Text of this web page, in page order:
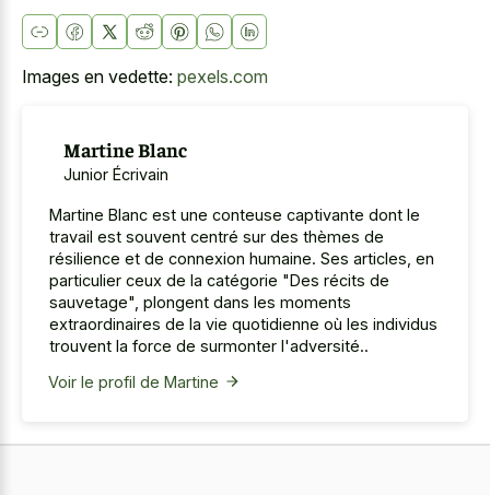
Images en vedette: pexels.com
Martine Blanc
Junior Écrivain
Martine Blanc est une conteuse captivante dont le
travail est souvent centré sur des thèmes de
résilience et de connexion humaine. Ses articles, en
particulier ceux de la catégorie "Des récits de
sauvetage", plongent dans les moments
extraordinaires de la vie quotidienne où les individus
trouvent la force de surmonter l'adversité..
Voir le profil de Martine